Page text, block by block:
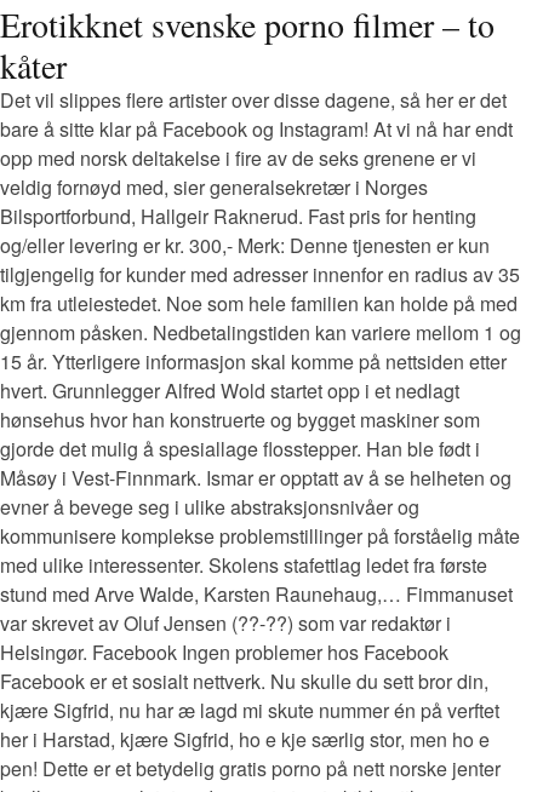
Erotikknet svenske porno filmer – to
kåter
Det vil slippes flere artister over disse dagene, så her er det
bare å sitte klar på Facebook og Instagram! At vi nå har endt
opp med norsk deltakelse i fire av de seks grenene er vi
veldig fornøyd med, sier generalsekretær i Norges
Bilsportforbund, Hallgeir Raknerud. Fast pris for henting
og/eller levering er kr. 300,- Merk: Denne tjenesten er kun
tilgjengelig for kunder med adresser innenfor en radius av 35
km fra utleiestedet. Noe som hele familien kan holde på med
gjennom påsken. Nedbetalingstiden kan variere mellom 1 og
15 år. Ytterligere informasjon skal komme på nettsiden etter
hvert. Grunnlegger Alfred Wold startet opp i et nedlagt
hønsehus hvor han konstruerte og bygget maskiner som
gjorde det mulig å spesiallage flosstepper. Han ble født i
Måsøy i Vest-Finnmark. Ismar er opptatt av å se helheten og
evner å bevege seg i ulike abstraksjonsnivåer og
kommunisere komplekse problemstillinger på forståelig måte
med ulike interessenter. Skolens stafettlag ledet fra første
stund med Arve Walde, Karsten Raunehaug,… Fimmanuset
var skrevet av Oluf Jensen (??-??) som var redaktør i
Helsingør. Facebook Ingen problemer hos Facebook
Facebook er et sosialt nettverk. Nu skulle du sett bror din,
kjære Sigfrid, nu har æ lagd mi skute nummer én på verftet
her i Harstad, kjære Sigfrid, ho e kje særlig stor, men ho e
pen! Dette er et betydelig gratis porno på nett norske jenter